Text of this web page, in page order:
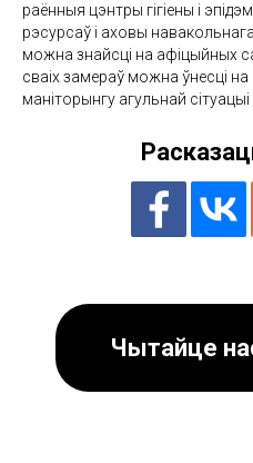
раённыя цэнтры гігіены і
рэсурсаў і аховы
можна знайсці на афіцыйных
сваіх замераў можна ўнесці на
маніторынгу агульнай
Чытайце